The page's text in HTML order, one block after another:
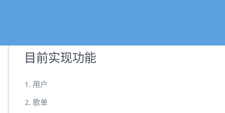
目前实现功能
用户
歌单